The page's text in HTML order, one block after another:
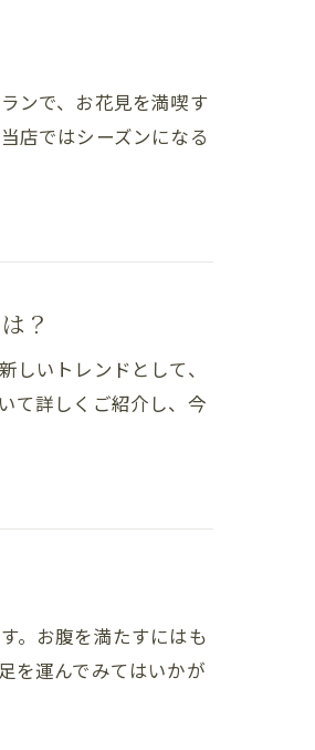
ンで、お花見を満喫す
店ではシーズンになる
？
いトレンドとして、
て詳しくご紹介し、今
。お腹を満たすにはも
を運んでみてはいかが